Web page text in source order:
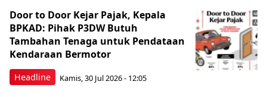
Headline
Door to Door Kejar Pajak, Kepala
BPKAD: Pihak P3DW Butuh
Tambahan Tenaga untuk Pendataan
Kendaraan Bermotor
Kamis, 30 Jul 2026 - 12:05